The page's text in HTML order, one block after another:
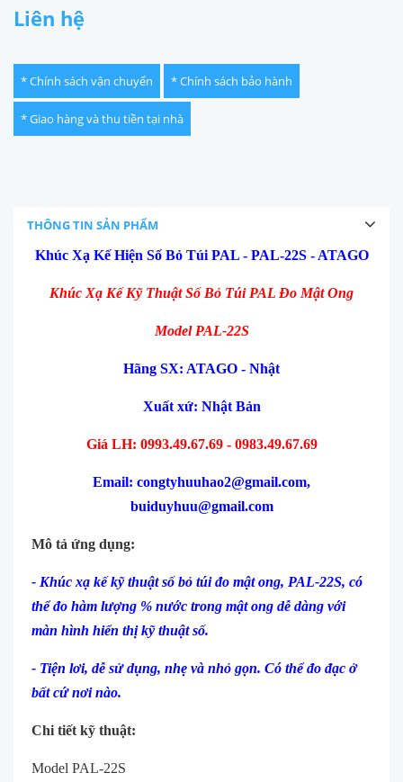
Liên hệ
* Chính sách vận chuyển * Chính sách bảo hành
* Giao hàng và thu tiền tại nhà
THÔNG TIN SẢN PHẨM
Khúc Xạ Kế Hiện Số Bỏ Túi PAL - PAL-22S - ATAGO
Khúc Xạ Kế Kỹ Thuật Số Bỏ Túi PAL Đo Mật Ong
Model PAL-22S
Hãng SX: ATAGO - Nhật
Xuất xứ: Nhật Bản
Giá LH: 0993.49.67.69 - 0983.49.67.69
Email: congtyhuuhao2@gmail.com,
buiduyhuu@gmail.com
Mô tả ứng dụng:
- Khúc xạ kế kỹ thuật số bỏ túi đo mật ong, PAL-22S, có
thể đo hàm lượng % nước trong mật ong dễ dàng với
màn hình hiển thị kỹ thuật số.
- Tiện lơi, dễ sử dụng, nhẹ và nhỏ gọn. Có thể đo đạc ở
bất cứ nơi nào.
Chi tiết kỹ thuật:
Model PAL-22S